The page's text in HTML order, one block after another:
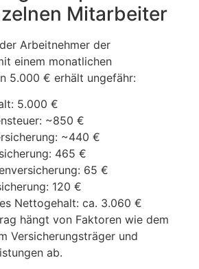
Mitarbeiter
Arbeitnehmer der
einem monatlichen
5.000 € erhält ungefähr:
5.000 €
~850 €
~440 €
465 €
65 €
120 €
Nettogehalt: ca. 3.060 €
hängt von Faktoren wie dem
Versicherungsträger und
ab.